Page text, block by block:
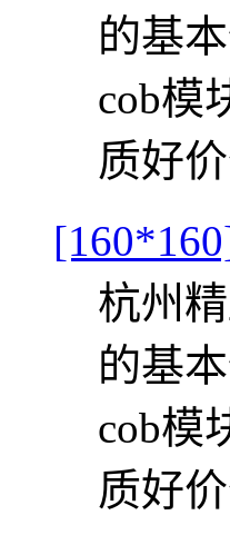
的基
cob模
质好
杭州
的基
cob模
质好